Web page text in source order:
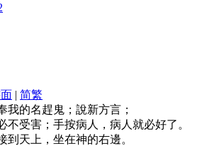
| 简繁
我的名趕鬼；說新方言；
受害；手按病人，病人就必好了。
到天上，坐在神的右邊。